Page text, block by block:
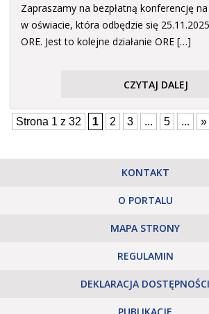
Zapraszamy na bezpłatną konferencję
w oświacie, która odbędzie się
ORE. Jest to kolejne działanie ORE […]
CZYTAJ DALEJ
Strona 1 z 32 1 2 3 ... 5 ... »
KONTAKT
O PORTALU
MAPA STRONY
REGULAMIN
DEKLARACJA DOSTĘPNOŚCI